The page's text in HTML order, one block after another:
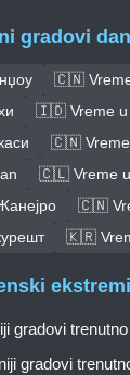
gradovi
🇨🇳
🇮🇩 Vreme u
🇨🇳 Vreme
🇨🇱 Vreme u
🇨🇳
🇰🇷
ekstremi
gradovi trenutno
gradovi